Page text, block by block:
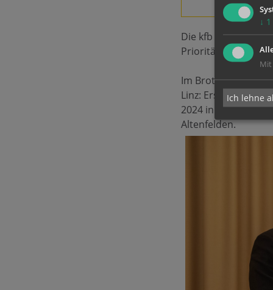
Die kfb als
Priorität.
Im Brotberuf war
Linz: Erst war sie
2024 in der
Altenfelden.
↓ 1
Mit
Ich lehne